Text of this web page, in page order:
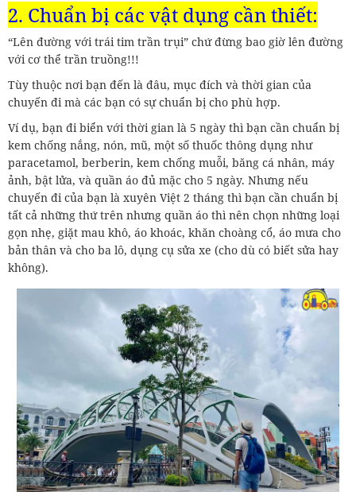
2. Chuẩn bị các vật dụng cần thiết:
“Lên đường với trái tim trần trụi” chứ đừng bao giờ lên đường
với cơ thể trần truồng!!!
Tùy thuộc nơi bạn đến là đâu, mục đích và thời gian của
chuyến đi mà các bạn có sự chuẩn bị cho phù hợp.
Ví dụ, bạn đi biển với thời gian là 5 ngày thì bạn cần chuẩn bị
kem chống nắng, nón, mũ, một số thuốc thông dụng như
paracetamol, berberin, kem chống muỗi, băng cá nhân, máy
ảnh, bật lửa, và quần áo đủ mặc cho 5 ngày. Nhưng nếu
chuyến đi của bạn là xuyên Việt 2 tháng thì bạn cần chuẩn bị
tất cả những thứ trên nhưng quần áo thì nên chọn những loại
gọn nhẹ, giặt mau khô, áo khoác, khăn choàng cổ, áo mưa cho
bản thân và cho ba lô, dụng cụ sửa xe (cho dù có biết sửa hay
không).